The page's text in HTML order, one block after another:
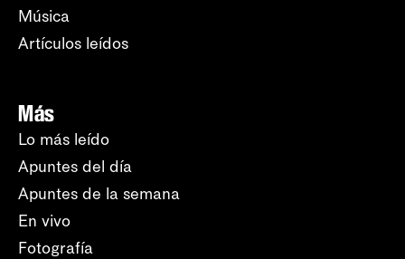
Música
Artículos leídos
Más
Lo más leído
Apuntes del día
Apuntes de la semana
En vivo
Fotografía